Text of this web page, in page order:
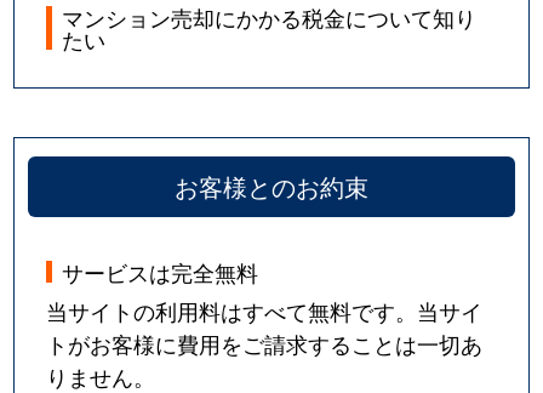
マンション売却にかかる税金について知り
たい
お客様とのお約束
サービスは完全無料
当サイトの利用料はすべて無料です。当サイ
トがお客様に費用をご請求することは一切あ
りません。